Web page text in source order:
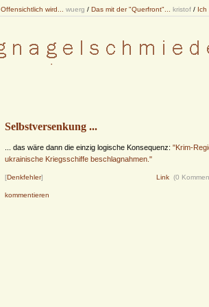
Offensichtlich wird... wuerg / Das mit der "Querfront"... kristof / Ich
Selbstversenkung ...
... das wäre dann die einzig logische Konsequenz: "Krim-
ukrainische Kriegsschiffe beschlagnahmen."
[Denkfehler] Link (0
kommentieren